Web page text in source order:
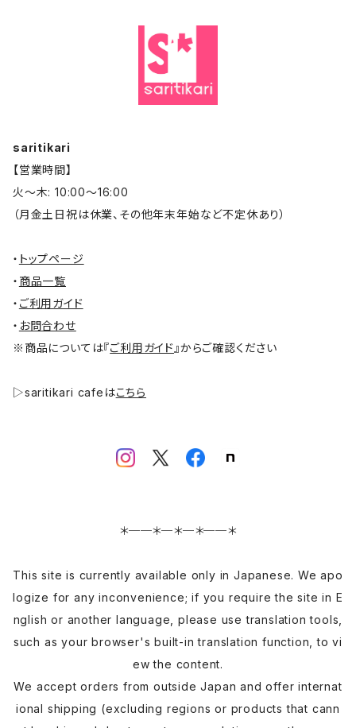
saritikari
【営業時間】
火～木: 10:00～16:00
（月金土日祝は休業、その他年末年始など不定休あり）
・ トップページ
・ 商品一覧
・ ご利用ガイド
・ お問合わせ
※商品については『ご利用ガイド 』からご確認ください
▷saritikari cafeはこちら
＊──＊─＊─＊──＊
This site is currently available only in Japanese. We apo
logize for any inconvenience; if you require the site in E
nglish or another language, please use translation tools,
such as your browser's built-in translation function, to vi
ew the content.
We accept orders from outside Japan and offer internat
ional shipping (excluding regions or products that cann